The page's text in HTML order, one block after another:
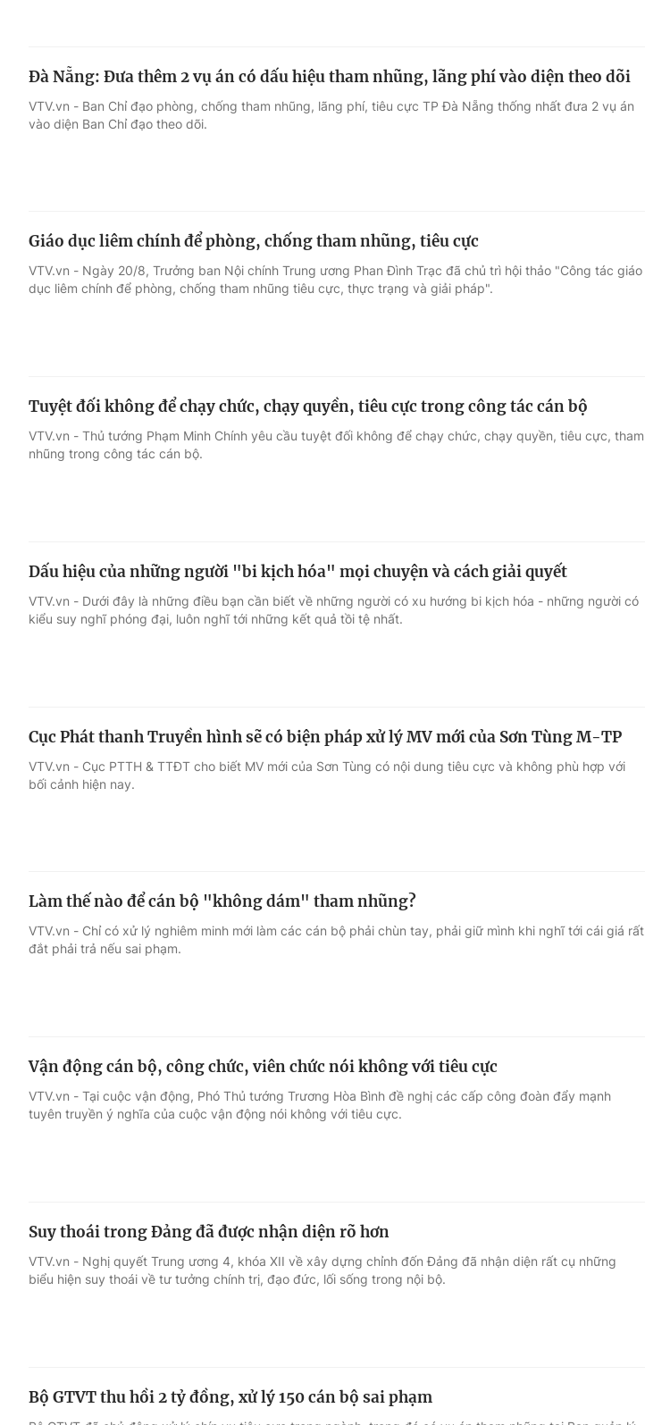
Đà Nẵng: Đưa thêm 2 vụ án có dấu hiệu tham nhũng, lãng phí vào diện theo dõi
VTV.vn - Ban Chỉ đạo phòng, chống tham nhũng, lãng phí, tiêu cực TP Đà Nẵng thống nhất đưa 2 vụ án
vào diện Ban Chỉ đạo theo dõi.
Giáo dục liêm chính để phòng, chống tham nhũng, tiêu cực
VTV.vn - Ngày 20/8, Trưởng ban Nội chính Trung ương Phan Đình Trạc đã chủ trì hội thảo "Công tác giáo
dục liêm chính để phòng, chống tham nhũng tiêu cực, thực trạng và giải pháp".
Tuyệt đối không để chạy chức, chạy quyền, tiêu cực trong công tác cán bộ
VTV.vn - Thủ tướng Phạm Minh Chính yêu cầu tuyệt đối không để chạy chức, chạy quyền, tiêu cực, tham
nhũng trong công tác cán bộ.
Dấu hiệu của những người "bi kịch hóa" mọi chuyện và cách giải quyết
VTV.vn - Dưới đây là những điều bạn cần biết về những người có xu hướng bi kịch hóa - những người có
kiểu suy nghĩ phóng đại, luôn nghĩ tới những kết quả tồi tệ nhất.
Cục Phát thanh Truyền hình sẽ có biện pháp xử lý MV mới của Sơn Tùng M-TP
VTV.vn - Cục PTTH & TTĐT cho biết MV mới của Sơn Tùng có nội dung tiêu cực và không phù hợp với
bối cảnh hiện nay.
Làm thế nào để cán bộ "không dám" tham nhũng?
VTV.vn - Chỉ có xử lý nghiêm minh mới làm các cán bộ phải chùn tay, phải giữ mình khi nghĩ tới cái giá rất
đắt phải trả nếu sai phạm.
Vận động cán bộ, công chức, viên chức nói không với tiêu cực
VTV.vn - Tại cuộc vận động, Phó Thủ tướng Trương Hòa Bình đề nghị các cấp công đoàn đẩy mạnh
tuyên truyền ý nghĩa của cuộc vận động nói không với tiêu cực.
Suy thoái trong Đảng đã được nhận diện rõ hơn
VTV.vn - Nghị quyết Trung ương 4, khóa XII về xây dựng chỉnh đốn Đảng đã nhận diện rất cụ những
biểu hiện suy thoái về tư tưởng chính trị, đạo đức, lối sống trong nội bộ.
Bộ GTVT thu hồi 2 tỷ đồng, xử lý 150 cán bộ sai phạm